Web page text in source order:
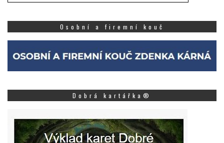
Osobní a firemní kouč
Dobrá kartářka®